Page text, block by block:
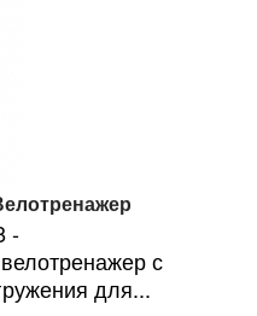
-
с
для...